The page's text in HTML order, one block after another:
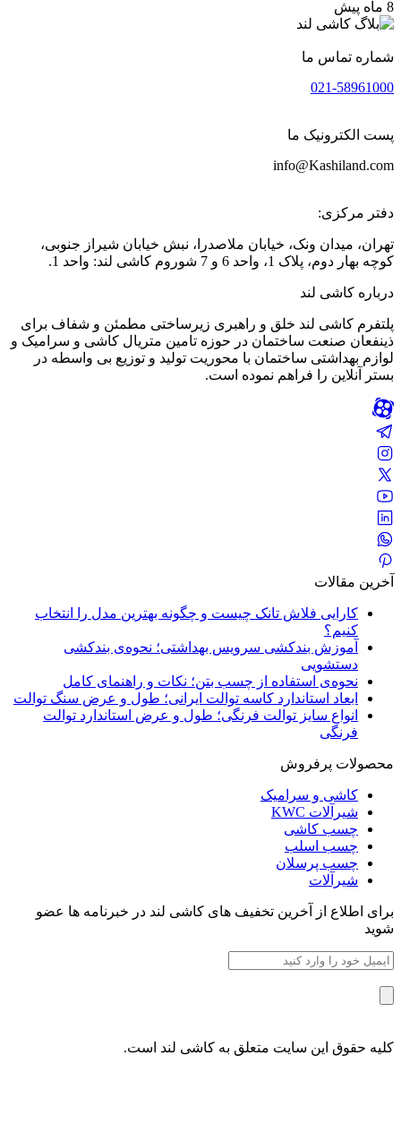
8 ماه پیش
شماره تماس ما
021-58961000
پست الکترونیک ما
info@Kashiland.com
دفتر مرکزی:
تهران، میدان ونک، خیابان ملاصدرا، نبش خیابان شیراز جنوبی،
کوچه بهار دوم، پلاک 1، واحد 6 و 7 شوروم کاشی لند: واحد 1.
درباره کاشی لند
پلتفرم کاشی لند خلق و راهبری زیرساختی مطمئن و شفاف برای
ذینفعان صنعت ساختمان در حوزه تامین متریال کاشی و سرامیک و
لوازم بهداشتی ساختمان با محوریت تولید و توزیع بی واسطه در
بستر آنلاین را فراهم نموده است.
آخرین مقالات
کارایی فلاش تانک چیست و چگونه بهترین مدل را انتخاب
کنیم؟
آموزش بندکشی سرویس بهداشتی؛ نحوه‌ی بندکشی
دستشویی
نحوه‌ی استفاده از چسب بتن؛ نکات و راهنمای کامل
ابعاد استاندارد کاسه توالت ایرانی؛ طول و عرض سنگ توالت
انواع سایز توالت فرنگی؛ طول و عرض استاندارد توالت
فرنگی
محصولات پرفروش
کاشی و سرامیک
شیرآلات KWC
چسب کاشی
چسب اسلب
چسب پرسلان
شیرآلات
برای اطلاع از آخرین تخفیف های کاشی لند در خبرنامه ها عضو
شوید
کلیه حقوق این سایت متعلق به کاشی لند است.